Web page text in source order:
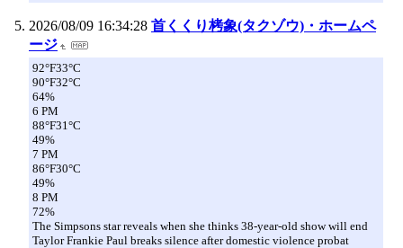
2026/08/09 16:34:28 首くくり栲象(タクゾウ)・ホームペ
ージ
92°F33°C
90°F32°C
64%
6 PM
88°F31°C
49%
7 PM
86°F30°C
49%
8 PM
72%
The Simpsons star reveals when she thinks 38-year-old show will end
Taylor Frankie Paul breaks silence after domestic violence probat